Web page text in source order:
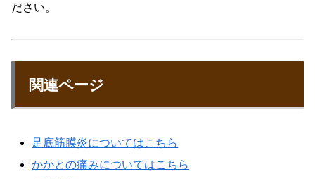
ださい。
関連ページ
足底筋膜炎についてはこちら
かかとの痛みについてはこちら